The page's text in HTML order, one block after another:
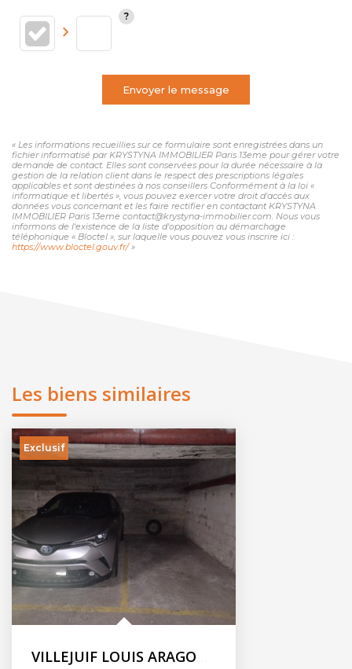
Envoyer le message
« Les informations recueillies sur ce formulaire sont enregistrées dans un
fichier informatisé par KRYSTYNA IMMOBILIER Paris 13eme pour gérer votre
demande de contact. Elles sont conservées pour la durée nécessaire à la
gestion de la relation client dans le respect des prescriptions légales
applicables et sont destinées à nos conseillers Conformément à la loi «
informatique et libertés », vous pouvez exercer votre droit d'accès aux
données vous concernant et les faire rectifier en contactant KRYSTYNA
IMMOBILIER Paris 13eme contact@krystyna-immobilier.com. Nous vous
informons de l'existence de la liste d'opposition au démarchage
téléphonique « Bloctel », sur laquelle vous pouvez vous inscrire ici :
https://www.bloctel.gouv.fr/»
Les biens similaires
Exclusif